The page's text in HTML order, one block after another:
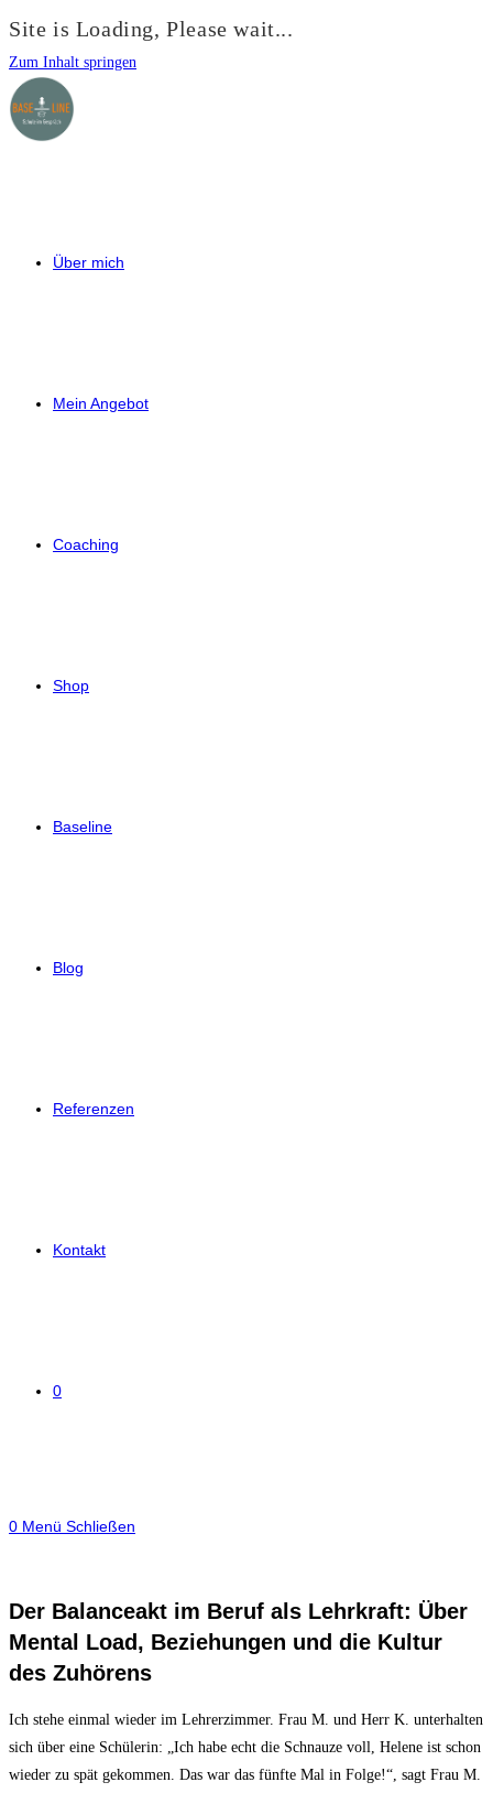
Site is Loading, Please wait...
Zum Inhalt springen
Über mich
Mein Angebot
Coaching
Shop
Baseline
Blog
Referenzen
Kontakt
0
0 Menü Schließen
Der Balanceakt im Beruf als Lehrkraft: Über
Mental Load, Beziehungen und die Kultur
des Zuhörens
Ich stehe einmal wieder im Lehrerzimmer. Frau M. und Herr K. unterhalten
sich über eine Schülerin: „Ich habe echt die Schnauze voll, Helene ist schon
wieder zu spät gekommen. Das war das fünfte Mal in Folge!“, sagt Frau M.